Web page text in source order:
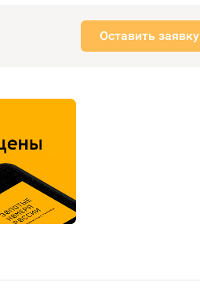
Оставить заявку